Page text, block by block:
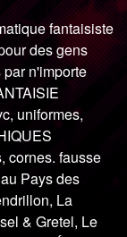
fantaisiste
des gens
n'importe
uniformes,
cornes. fausse
Pays des
La
& Gretel, Le